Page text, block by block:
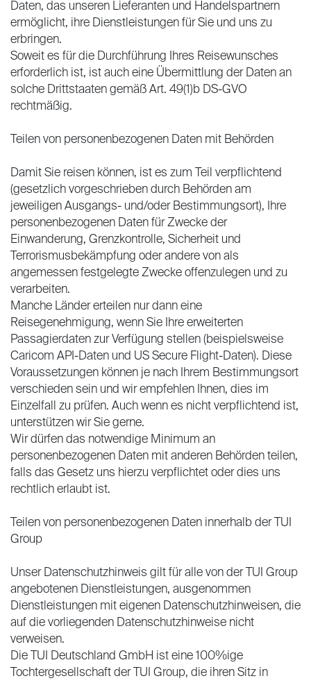
Daten, das unseren Lieferanten und Handelspartnern
ermöglicht, ihre Dienstleistungen für Sie und uns zu
erbringen.
Soweit es für die Durchführung Ihres Reisewunsches
erforderlich ist, ist auch eine Übermittlung der Daten an
solche Drittstaaten gemäß Art. 49(1)b DS-GVO
rechtmäßig.
Teilen von personenbezogenen Daten mit Behörden
Damit Sie reisen können, ist es zum Teil verpflichtend
(gesetzlich vorgeschrieben durch Behörden am
jeweiligen Ausgangs- und/oder Bestimmungsort), Ihre
personenbezogenen Daten für Zwecke der
Einwanderung, Grenzkontrolle, Sicherheit und
Terrorismusbekämpfung oder andere von als
angemessen festgelegte Zwecke offenzulegen und zu
verarbeiten.
Manche Länder erteilen nur dann eine
Reisegenehmigung, wenn Sie Ihre erweiterten
Passagierdaten zur Verfügung stellen (beispielsweise
Caricom API-Daten und US Secure Flight-Daten). Diese
Voraussetzungen können je nach Ihrem Bestimmungsort
verschieden sein und wir empfehlen Ihnen, dies im
Einzelfall zu prüfen. Auch wenn es nicht verpflichtend ist,
unterstützen wir Sie gerne.
Wir dürfen das notwendige Minimum an
personenbezogenen Daten mit anderen Behörden teilen,
falls das Gesetz uns hierzu verpflichtet oder dies uns
rechtlich erlaubt ist.
Teilen von personenbezogenen Daten innerhalb der TUI
Group
Unser Datenschutzhinweis gilt für alle von der TUI Group
angebotenen Dienstleistungen, ausgenommen
Dienstleistungen mit eigenen Datenschutzhinweisen, die
auf die vorliegenden Datenschutzhinweise nicht
verweisen.
Die TUI Deutschland GmbH ist eine 100%ige
Tochtergesellschaft der TUI Group, die ihren Sitz in